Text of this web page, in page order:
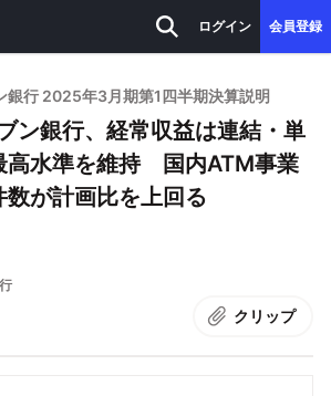
ログイン 会員登録
銀行 2025年3月期第1四半期決算説明
ン銀行、経常収益は連結・単
高水準を維持 国内ATM事業
が計画比を上回る
クリップ